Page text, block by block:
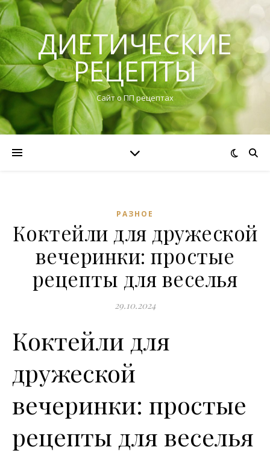
ДИЕТИЧЕСКИЕ
РЕЦЕПТЫ
Сайт о ПП рецептах
РАЗНОЕ
Коктейли для дружеской
вечеринки: простые
рецепты для веселья
29.10.2024
Коктейли для
дружеской
вечеринки: простые
рецепты для веселья